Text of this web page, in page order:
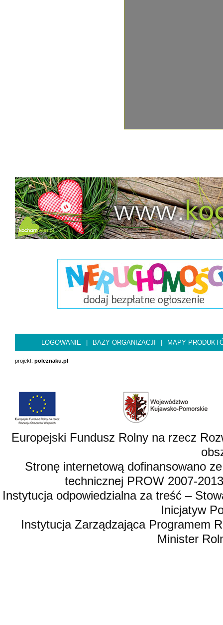
LOGOWANIE BAZY ORGANIZACJI MAPY
projekt: poleznaku.pl
Europejski Fundusz Rolny na rzecz
Stronę internetową dofinansowano
technicznej PROW 2007-
Instytucja odpowiedzialna za treść –
Inicjatyw
Instytucja Zarządzająca Programem
Minister